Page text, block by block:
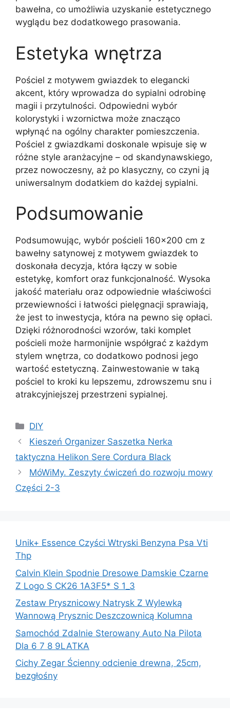
bawełna, co umożliwia uzyskanie estetycznego
wyglądu bez dodatkowego prasowania.
Estetyka wnętrza
Pościel z motywem gwiazdek to elegancki
akcent, który wprowadza do sypialni odrobinę
magii i przytulności. Odpowiedni wybór
kolorystyki i wzornictwa może znacząco
wpłynąć na ogólny charakter pomieszczenia.
Pościel z gwiazdkami doskonale wpisuje się w
różne style aranżacyjne – od skandynawskiego,
przez nowoczesny, aż po klasyczny, co czyni ją
uniwersalnym dodatkiem do każdej sypialni.
Podsumowanie
Podsumowując, wybór pościeli 160×200 cm z
bawełny satynowej z motywem gwiazdek to
doskonała decyzja, która łączy w sobie
estetykę, komfort oraz funkcjonalność. Wysoka
jakość materiału oraz odpowiednie właściwości
przewiewności i łatwości pielęgnacji sprawiają,
że jest to inwestycja, która na pewno się opłaci.
Dzięki różnorodności wzorów, taki komplet
pościeli może harmonijnie współgrać z każdym
stylem wnętrza, co dodatkowo podnosi jego
wartość estetyczną. Zainwestowanie w taką
pościel to kroki ku lepszemu, zdrowszemu snu i
atrakcyjniejszej przestrzeni sypialnej.
Kategorie
DIY
Kieszeń Organizer Saszetka Nerka
taktyczna Helikon Sere Cordura Black
MóWiMy. Zeszyty ćwiczeń do rozwoju mowy
Części 2-3
Unik+ Essence Czyści Wtryski Benzyna Psa Vti
Thp
Calvin Klein Spodnie Dresowe Damskie Czarne
Z Logo S CK26 1A3F5* S 1_3
Zestaw Prysznicowy Natrysk Z Wylewką
Wannową Prysznic Deszczownicą Kolumna
Samochód Zdalnie Sterowany Auto Na Pilota
Dla 6 7 8 9LATKA
Cichy Zegar Ścienny odcienie drewna, 25cm,
bezgłośny